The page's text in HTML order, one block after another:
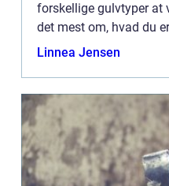
forskellige gulvtyper at
det mest om, hvad du
i hjemmets indretning.
Linnea Jensen